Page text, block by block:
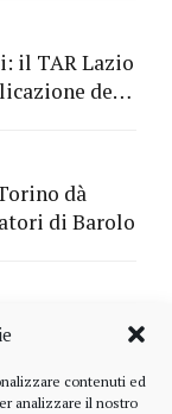
contenuti ed
analizzare il nostro
il TAR Lazio
del
dà
di Barolo